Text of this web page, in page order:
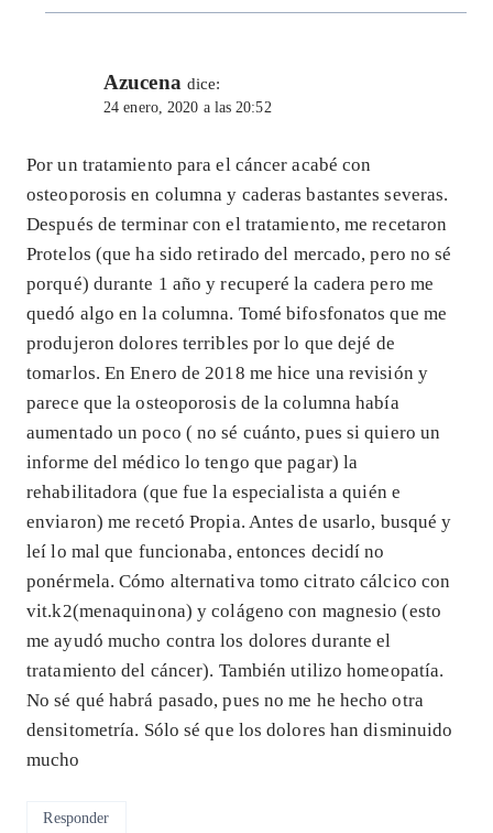
Azucena dice:
24 enero, 2020 a las 20:52
Por un tratamiento para el cáncer acabé con
osteoporosis en columna y caderas bastantes severas.
Después de terminar con el tratamiento, me recetaron
Protelos (que ha sido retirado del mercado, pero no sé
porqué) durante 1 año y recuperé la cadera pero me
quedó algo en la columna. Tomé bifosfonatos que me
produjeron dolores terribles por lo que dejé de
tomarlos. En Enero de 2018 me hice una revisión y
parece que la osteoporosis de la columna había
aumentado un poco ( no sé cuánto, pues si quiero un
informe del médico lo tengo que pagar) la
rehabilitadora (que fue la especialista a quién e
enviaron) me recetó Propia. Antes de usarlo, busqué y
leí lo mal que funcionaba, entonces decidí no
ponérmela. Cómo alternativa tomo citrato cálcico con
vit.k2(menaquinona) y colágeno con magnesio (esto
me ayudó mucho contra los dolores durante el
tratamiento del cáncer). También utilizo homeopatía.
No sé qué habrá pasado, pues no me he hecho otra
densitometría. Sólo sé que los dolores han disminuido
mucho
Responder